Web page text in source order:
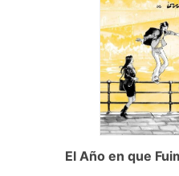
El Año en que